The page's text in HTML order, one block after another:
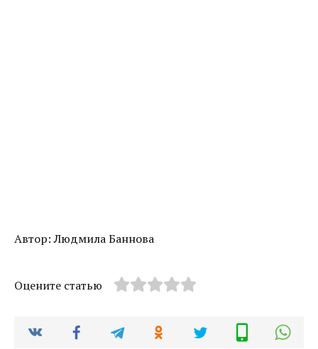
Автор: Людмила Баннова
Оцените статью